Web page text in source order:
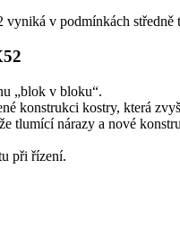
v podmínkách středně
„blok v bloku“.
konstrukci kostry, která
nárazy a nové
při řízení.